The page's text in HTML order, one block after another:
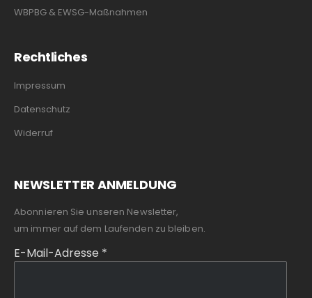
WBPBG & EWSG-Maßnahmen
Rechtliches
Impressum
Datenschutz
Widerruf
NEWSLETTER ANMELDUNG
Abonnieren Sie unseren Newsletter,
um immer auf dem Laufenden zu bleiben.
E-Mail-Adresse *